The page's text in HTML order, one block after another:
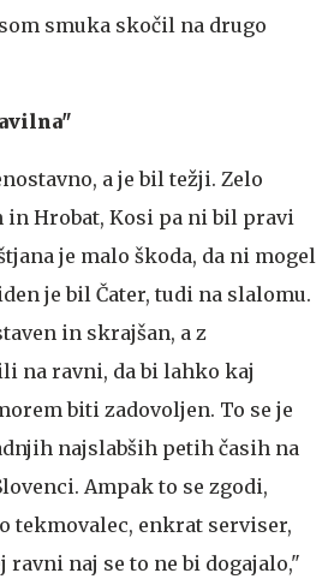
smuka skočil na drugo
a je bil težji. Zelo
in Hrobat, Kosi pa ni bil pravi
je malo škoda, da ni mogel
je bil Čater, tudi na slalomu.
in skrajšan, a z
na ravni, da bi lahko kaj
biti zadovoljen. To se je
najslabših petih časih na
Ampak to se zgodi,
tekmovalec, enkrat serviser,
ravni naj se to ne bi dogajalo,"